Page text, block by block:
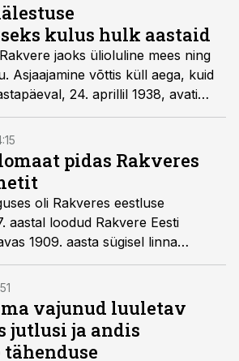
kulus hulk aastaid
jaoks ülioluline mees ning
Asjaajamine võttis küll aega, kuid
24. aprillil 1938, avati
pidas Rakveres
oli Rakveres eestluse
aastal loodud Rakvere Eesti
1909. aasta sügisel linna
kooli. Kooli juhatajaks kutsuti noor
diplomaat ja poliitik Julius
vajunud luuletav
jutlusi ja andis